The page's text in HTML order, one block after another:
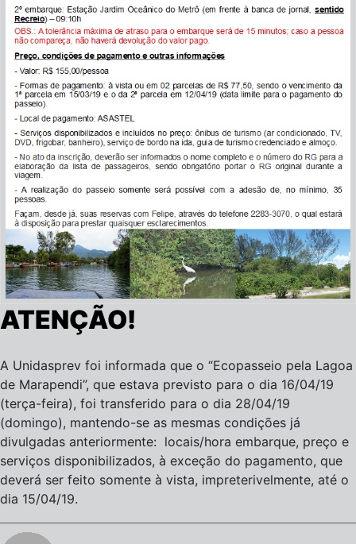
ATENÇÃO!
A Unidasprev foi informada que o “Ecopasseio pela Lagoa
de Marapendi”, que estava previsto para o dia 16/04/19
(terça-feira), foi transferido para o dia 28/04/19
(domingo), mantendo-se as mesmas condições já
divulgadas anteriormente: locais/hora embarque, preço e
serviços disponibilizados, à exceção do pagamento, que
deverá ser feito somente à vista, impreterivelmente, até o
dia 15/04/19.